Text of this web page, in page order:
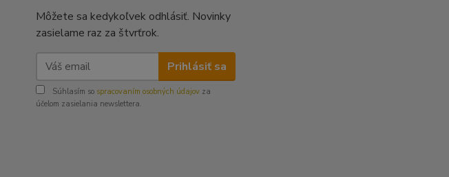
Môžete sa kedykoľvek odhlásiť. Novinky
zasielame raz za štvrťrok.
Prihlásiť sa
Súhlasím so spracovaním osobných údajov za
účelom zasielania newslettera.